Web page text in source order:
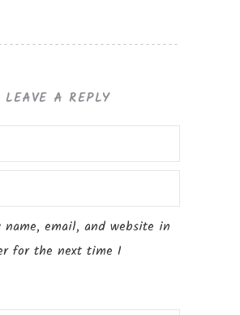
LEAVE A REPLY
name, email, and website in
for the next time I